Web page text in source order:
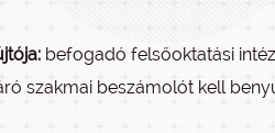
befogadó felsőoktatási
szakmai beszámolót kell